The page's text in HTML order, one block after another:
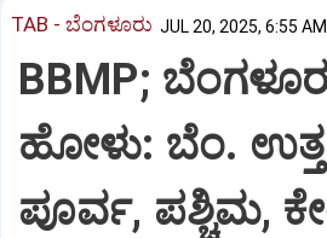
TAB - ಬೆಂಗಳೂರು JUL 20, 2025, 6:55
BBMP;
ಹೋಳು: ಬೆಂ.
ಪೂರ್ವ, ಪಶ್ಚಿಮ,